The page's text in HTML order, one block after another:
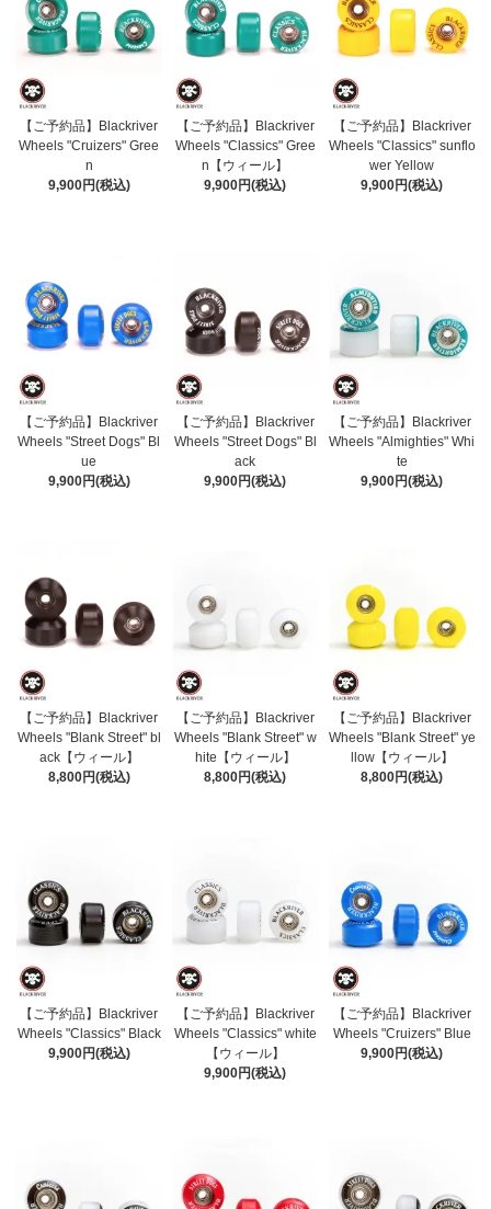
【ご予約品】Blackriver
Wheels "Cruizers" Gree
n
9,900円(税込)
【ご予約品】Blackriver
Wheels "Classics" Gree
n【ウィール】
9,900円(税込)
【ご予約品】Blackriver
Wheels "Classics" sunflo
wer Yellow
9,900円(税込)
【ご予約品】Blackriver
Wheels "Street Dogs" Bl
ue
9,900円(税込)
【ご予約品】Blackriver
Wheels "Street Dogs" Bl
ack
9,900円(税込)
【ご予約品】Blackriver
Wheels "Almighties" Whi
te
9,900円(税込)
【ご予約品】Blackriver
Wheels "Blank Street" bl
ack【ウィール】
8,800円(税込)
【ご予約品】Blackriver
Wheels "Blank Street" w
hite【ウィール】
8,800円(税込)
【ご予約品】Blackriver
Wheels "Blank Street" ye
llow【ウィール】
8,800円(税込)
【ご予約品】Blackriver
Wheels "Classics" Black
9,900円(税込)
【ご予約品】Blackriver
Wheels "Classics" white
【ウィール】
9,900円(税込)
【ご予約品】Blackriver
Wheels "Cruizers" Blue
9,900円(税込)